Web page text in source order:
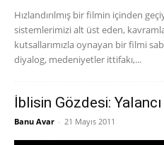
Hızlandırılmış bir filmin içinden
sistemlerimizi alt üst eden,
kutsallarımızla oynayan bir filmi
diyalog, medeniyetler ittifakı,...
İblisin Gözdesi:
Banu Avar - 21 Mayıs 2011